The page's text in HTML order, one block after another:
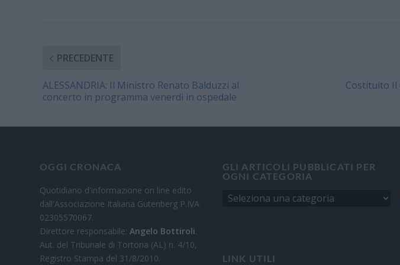
PRECEDENTE
ALESSANDRIA: Il Ministro Renato Balduzzi al
concerto in programma venerdì in ospedale
Costituito Il
OGGI CRONACA
Quotidiano d'informazione on line edito
dall'Associazione Italiana Gutenberg P.IVA
02305570067.
Direttore responsabile:Angelo Bottiroli.
Aut. del Tribunale di Tortona (AL) n. 4/10,
Registro Stampa del 31/8/2010.
GLI ARTICOLI PUBBLICATI PER
OGNI CATEGORIA
LINK UTILI